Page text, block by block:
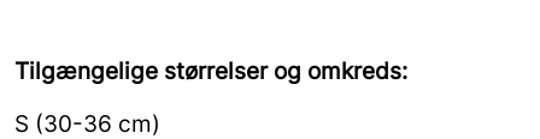
Tilgængelige størrelser og omkreds:
S (30-36 cm)